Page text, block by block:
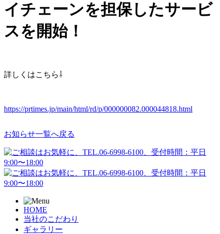
イチェーンを担保したサービ
スを開始！
詳しくはこちら⇩
https://prtimes.jp/main/html/rd/p/000000082.000044818.html
お知らせ一覧へ戻る
HOME
当社のこだわり
ギャラリー